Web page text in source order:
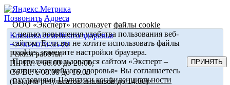
Позвонить Адреса
Клиника семейного здоровья
+7-903-070-55-22
Режим работы:
Пн-Пт: с 08.00 до 20.00,
Сб-Вс: с 08.00 до 16.00
(Выдача результатов анализов до 14.00)
ООО «Эксперт» используетфайлы cookie
с целью повышения удобства пользования веб-
сайтом. Если вы не хотите использовать файлы
cookies, измените настройки браузера.
Продолжая пользоваться сайтом «Эксперт –
клиника семейного здоровья» Вы соглашаетесь
с условиямиПолитики конфиденциальности
ПРИНЯТЬ